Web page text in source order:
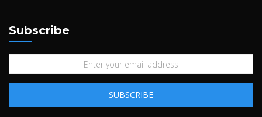
Subscribe